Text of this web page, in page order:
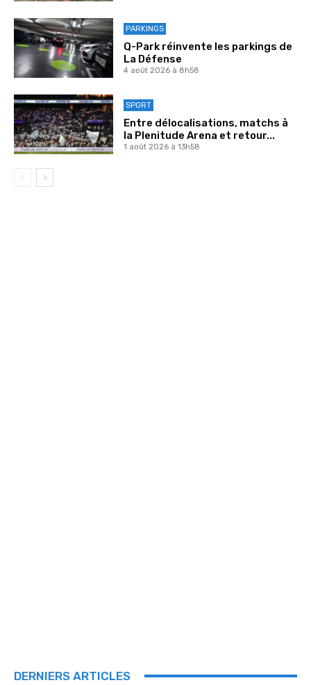
PARKINGS
Q-Park réinvente les parkings de
La Défense
4 août 2026 à 8h58
SPORT
Entre délocalisations, matchs à
la Plenitude Arena et retour...
1 août 2026 à 13h58
DERNIERS ARTICLES